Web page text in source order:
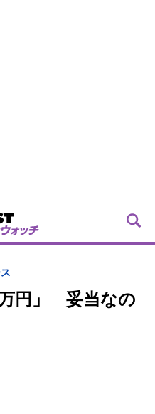
円」 妥当なの